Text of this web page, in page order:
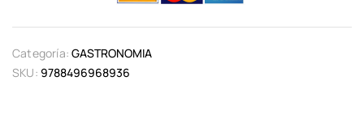
Categoría: GASTRONOMIA
SKU: 9788496968936